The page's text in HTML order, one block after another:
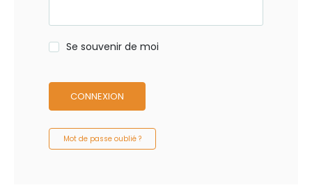
Se souvenir de moi
CONNEXION
Mot de passe oublié ?